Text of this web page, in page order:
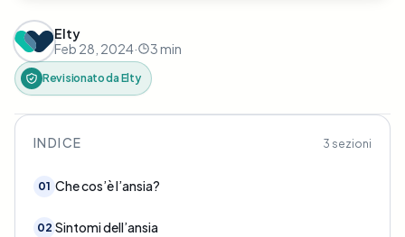
Elty
Feb 28, 2024· 3min
Revisionato daElty
INDICE 3 sezioni
01 Che cos’è l’ansia?
02 Sintomi dell’ansia